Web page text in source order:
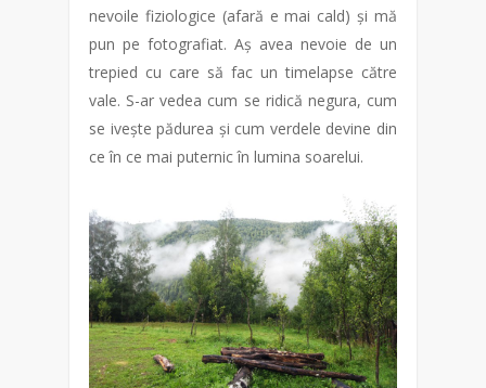
nevoile fiziologice (afară e mai cald) și mă
pun pe fotografiat. Aș avea nevoie de un
trepied cu care să fac un timelapse către
vale. S-ar vedea cum se ridică negura, cum
se ivește pădurea și cum verdele devine din
ce în ce mai puternic în lumina soarelui.